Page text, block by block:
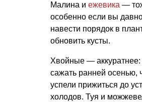
Малина и ежевика —
особенно если вы
навести порядок в
обновить кусты.
Хвойные —
сажать ранней осенью,
успели прижиться до
холодов. Туя и